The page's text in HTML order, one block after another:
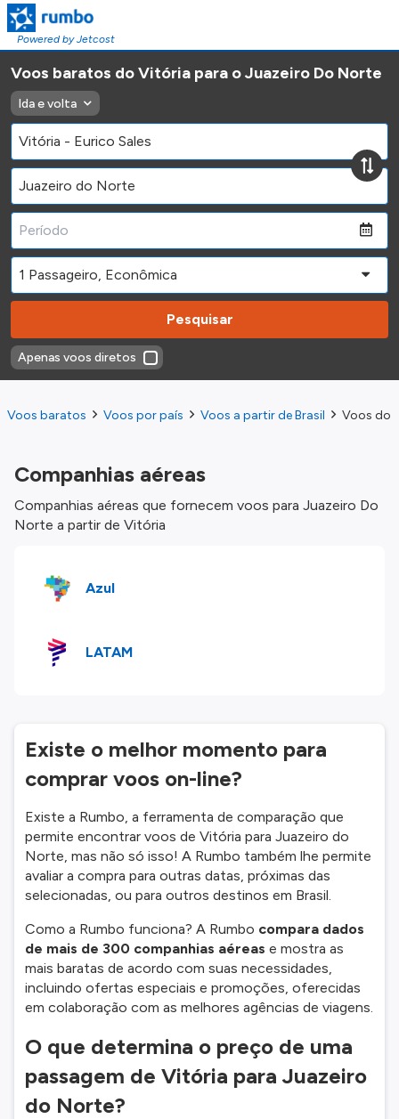
Powered by Jetcost
Voos baratos do Vitória para o Juazeiro Do Norte
Ida e volta
Pesquisar
Apenas voos diretos
Voos baratos Voos por país Voos a partir de Brasil Voos do
Companhias aéreas
Companhias aéreas que fornecem voos para Juazeiro Do
Norte a partir de Vitória
Azul
LATAM
Existe o melhor momento para
comprar voos on-line?
Existe a Rumbo, a ferramenta de comparação que
permite encontrar voos de Vitória para Juazeiro do
Norte, mas não só isso! A Rumbo também lhe permite
avaliar a compra para outras datas, próximas das
selecionadas, ou para outros destinos em Brasil.
Como a Rumbo funciona? A Rumbo compara dados
de mais de 300 companhias aéreas e mostra as
mais baratas de acordo com suas necessidades,
incluindo ofertas especiais e promoções, oferecidas
em colaboração com as melhores agências de viagens.
O que determina o preço de uma
passagem de Vitória para Juazeiro
do Norte?